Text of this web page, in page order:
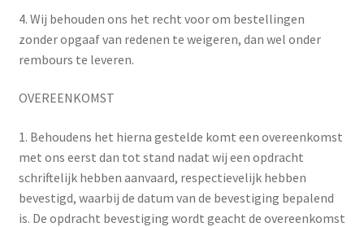
4. Wij behouden ons het recht voor om bestellingen
zonder opgaaf van redenen te weigeren, dan wel onder
rembours te leveren.
OVEREENKOMST
1. Behoudens het hierna gestelde komt een overeenkomst
met ons eerst dan tot stand nadat wij een opdracht
schriftelijk hebben aanvaard, respectievelijk hebben
bevestigd, waarbij de datum van de bevestiging bepalend
is. De opdracht bevestiging wordt geacht de overeenkomst